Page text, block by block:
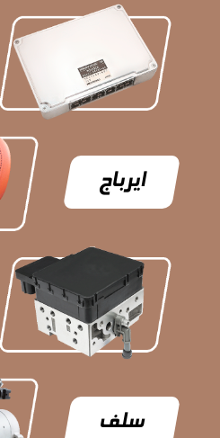
ايرباج
سلف